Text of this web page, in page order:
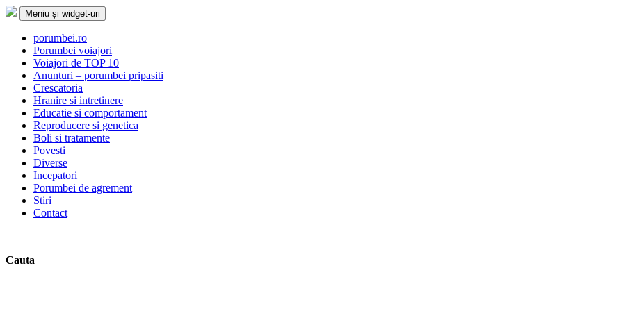
Sari
conținut
Porumbei.ro
Enciclopedia porumbelului
Meniu și widget-uri
porumbei.ro
Porumbei voiajori
Voiajori de TOP 10
Anunturi – porumbei pripasiti
Crescatoria
Hranire si intretinere
Educatie si comportament
Reproducere si genetica
Boli si tratamente
Povesti
Diverse
Incepatori
Porumbei de agrement
Stiri
Contact
Cauta